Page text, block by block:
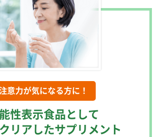
意力が気になる方に！
性表示食品として
リアしたサプリメント